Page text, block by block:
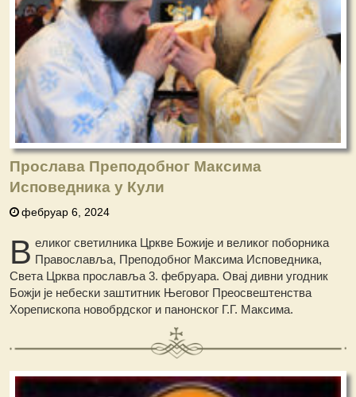
Прослава Преподобног Максима
Исповедника у Кули
фебруар 6, 2024
В еликог светилника Цркве Божије и великог поборника
Православља, Преподобног Максима Исповедника,
Света Црква прославља 3. фебруара. Овај дивни угодник
Божји је небески заштитник Његовог Преосвештенства
Хорепископа новобрдског и панонског Г.Г. Максима.